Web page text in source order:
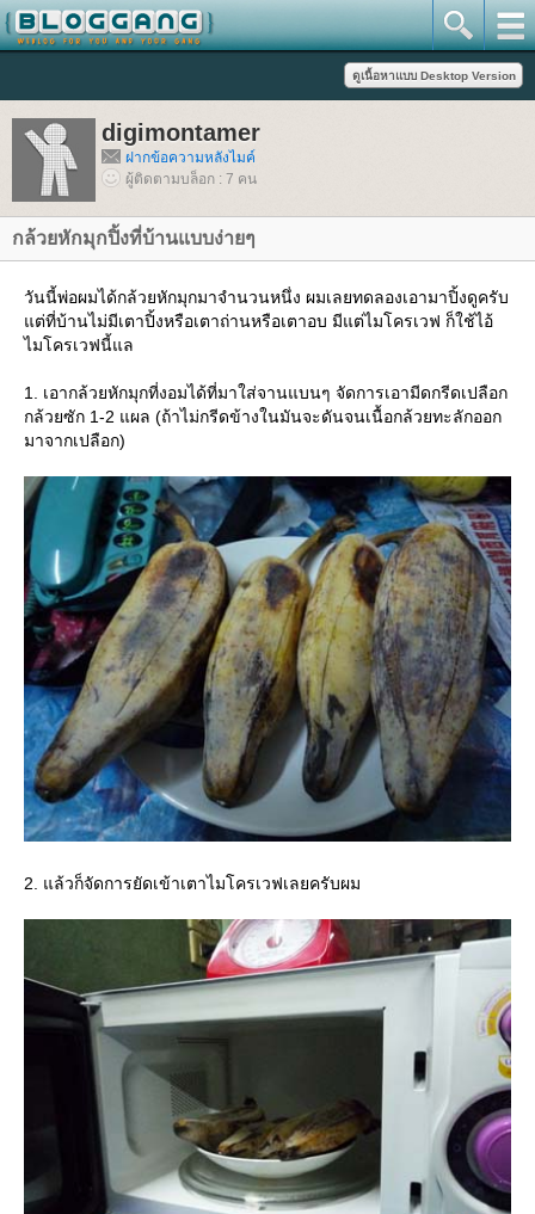
digimontamer
ฝากข้อความหลังไมค์
ผู้ติดตามบล็อก : 7 คน
กล้วยหักมุกปิ้งที่บ้านแบบง่ายๆ
วันนี้พ่อผมได้กล้วยหักมุกมาจำนวนหนึ่ง ผมเลยทดลองเอามาปิ้งดูครับ
ต่ที่บ้านไม่มีเตาปิ้งหรือเตาถ่านหรือเตาอบ มีแต่ไมโครเวฟ ก็ใช้ไอ้
ไมโครเวฟนี้แล
1. เอากล้วยหักมุกที่งอมได้ที่มาใส่จานแบนๆ จัดการเอามีดกรีดเปลือก
กล้วยซัก 1-2 แผล (ถ้าไม่กรีดข้างในมันจะดันจนเนื้อกล้วยทะลักออก
มาจากเปลือก)
2. แล้วก็จัดการยัดเข้าเตาไมโครเวฟเลยครับผม